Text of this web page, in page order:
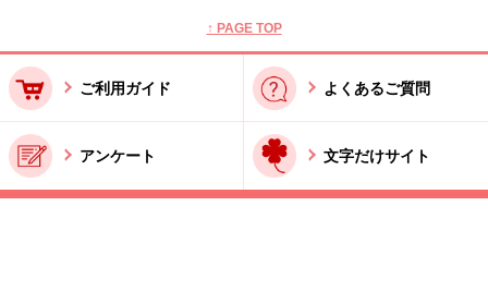
↑ PAGE TOP
ご利用ガイド よくあるご質問
アンケート 文字だけサイト